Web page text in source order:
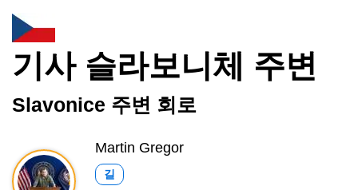
기사 슬라보니체 주변
Slavonice 주변 회로
Martin Gregor
길